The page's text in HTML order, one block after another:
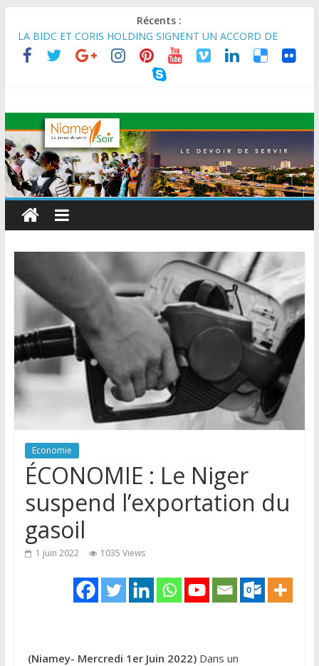
Récents :
LA BIDC ET CORIS HOLDING SIGNENT UN ACCORD DE
FINANCEMENT DE 80 MILLIONS D’EUROS POUR
RENFORCER LES CHAÎNES DE VALEUR ALIMENTAIRES,
ÉNERGÉTIQUES ET AGRICOLES EN AFRIQUE DE L’OUEST
Général de Division Mohamed TOUMBA a reçu en audience
son homologue du Burkina Faso et délégation du Kawar.
BANQUE MONDIALE : L’IA offre un levier vital aux économies
en développement en panne de croissance (Communiqué)
AES : Le Chef de l’Etat a reçu en audience à Maradi les
ministres en charge de l’Environnement du Burkina Faso et du
Mali.
MARADI : Le Président de la République, Chef de l’État, S.E le
pour la célébration de la 3ᵉ édition de la Journée Nationale de
Economie
ÉCONOMIE : Le Niger
suspend l’exportation du
gasoil
1 juin 2022 1035 Views
(Niamey- Mercredi 1er Juin 2022) Dans un